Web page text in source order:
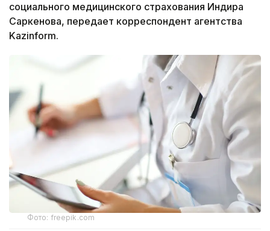
социального медицинского страхования Индира
Саркенова, передает корреспондент агентства
Kazinform.
Фото: freepik.com